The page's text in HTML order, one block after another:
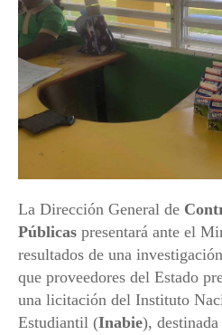
La Dirección General de
Públicas presentará ante el
resultados de una
que proveedores del Estado
una licitación del Instituto
Estudiantil (Inabie),